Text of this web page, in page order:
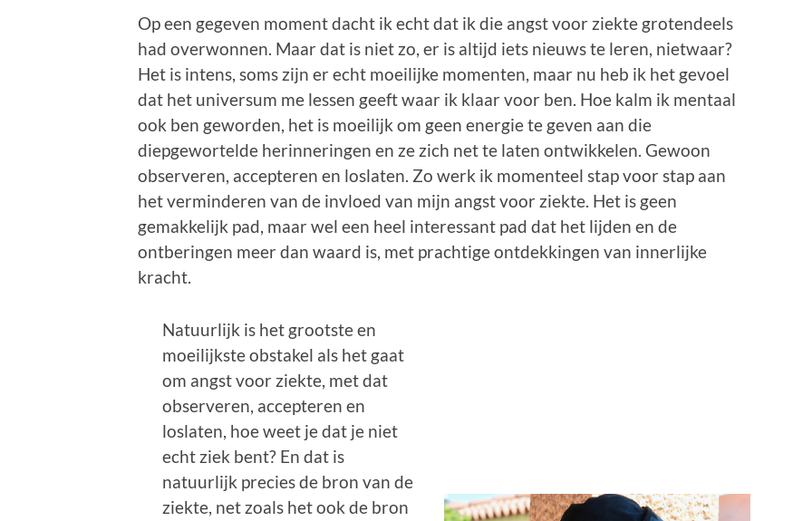
Op een gegeven moment dacht ik echt dat ik die angst voor ziekte grotendeels
had overwonnen. Maar dat is niet zo, er is altijd iets nieuws te leren, nietwaar?
Het is intens, soms zijn er echt moeilijke momenten, maar nu heb ik het gevoel
dat het universum me lessen geeft waar ik klaar voor ben. Hoe kalm ik mentaal
ook ben geworden, het is moeilijk om geen energie te geven aan die
diepgewortelde herinneringen en ze zich net te laten ontwikkelen. Gewoon
observeren, accepteren en loslaten. Zo werk ik momenteel stap voor stap aan
het verminderen van de invloed van mijn angst voor ziekte. Het is geen
gemakkelijk pad, maar wel een heel interessant pad dat het lijden en de
ontberingen meer dan waard is, met prachtige ontdekkingen van innerlijke
kracht.
Natuurlijk is het grootste en
moeilijkste obstakel als het gaat
om angst voor ziekte, met dat
observeren, accepteren en
loslaten, hoe weet je dat je niet
echt ziek bent? En dat is
natuurlijk precies de bron van de
ziekte, net zoals het ook de bron